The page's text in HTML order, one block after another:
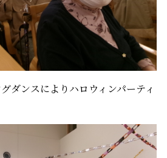
ダンスによりハロウィンパーティ